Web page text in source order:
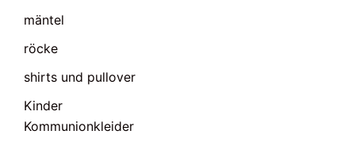
mäntel
röcke
shirts und pullover
Kinder
Kommunionkleider